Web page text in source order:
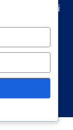
ieftin, firmă
licență fără
de licență,
redactori